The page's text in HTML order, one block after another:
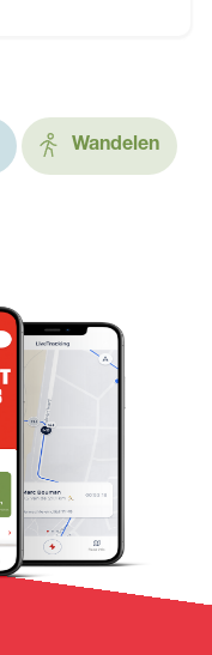
Wandelen